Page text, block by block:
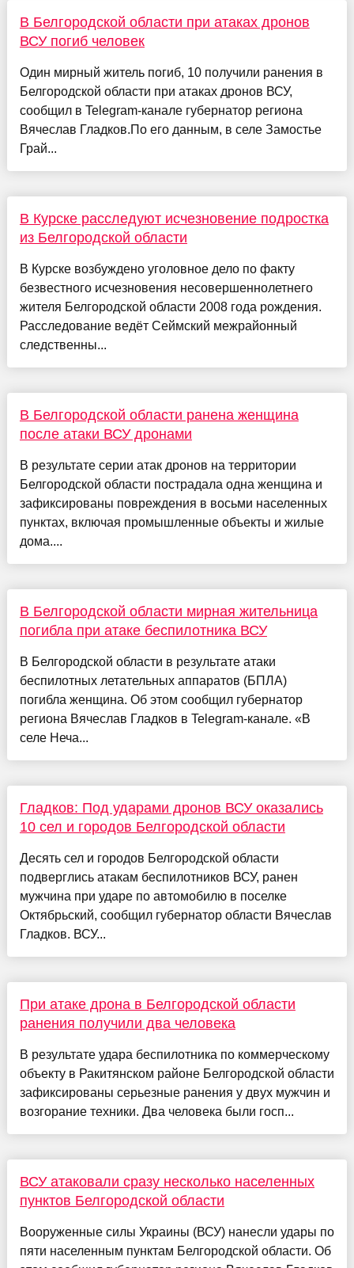
В Белгородской области при атаках дронов
ВСУ погиб человек
Один мирный житель погиб, 10 получили ранения в
Белгородской области при атаках дронов ВСУ,
сообщил в Telegram-канале губернатор региона
Вячеслав Гладков.По его данным, в селе Замостье
Грай...
В Курске расследуют исчезновение подростка
из Белгородской области
В Курске возбуждено уголовное дело по факту
безвестного исчезновения несовершеннолетнего
жителя Белгородской области 2008 года рождения.
Расследование ведёт Сеймский межрайонный
следственны...
В Белгородской области ранена женщина
после атаки ВСУ дронами
В результате серии атак дронов на территории
Белгородской области пострадала одна женщина и
зафиксированы повреждения в восьми населенных
пунктах, включая промышленные объекты и жилые
дома....
В Белгородской области мирная жительница
погибла при атаке беспилотника ВСУ
В Белгородской области в результате атаки
беспилотных летательных аппаратов (БПЛА)
погибла женщина. Об этом сообщил губернатор
региона Вячеслав Гладков в Telegram-канале. «В
селе Неча...
Гладков: Под ударами дронов ВСУ оказались
10 сел и городов Белгородской области
Десять сел и городов Белгородской области
подверглись атакам беспилотников ВСУ, ранен
мужчина при ударе по автомобилю в поселке
Октябрьский, сообщил губернатор области Вячеслав
Гладков. ВСУ...
При атаке дрона в Белгородской области
ранения получили два человека
В результате удара беспилотника по коммерческому
объекту в Ракитянском районе Белгородской области
зафиксированы серьезные ранения у двух мужчин и
возгорание техники. Два человека были госп...
ВСУ атаковали сразу несколько населенных
пунктов Белгородской области
Вооруженные силы Украины (ВСУ) нанесли удары по
пяти населенным пунктам Белгородской области. Об